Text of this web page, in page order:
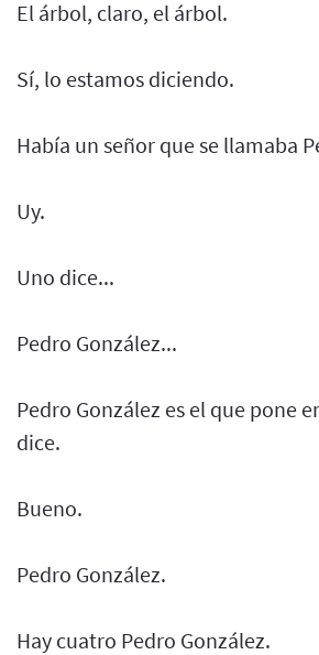
El árbol, claro, el árbol.
Sí, lo estamos diciendo.
Había un señor que se llamaba
Uy.
Uno dice...
Pedro González...
Pedro González es el que pone
dice.
Bueno.
Pedro González.
Hay cuatro Pedro González.